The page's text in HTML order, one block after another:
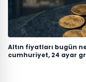
Altın fiyatları bugün
cumhuriyet, 24 ayar